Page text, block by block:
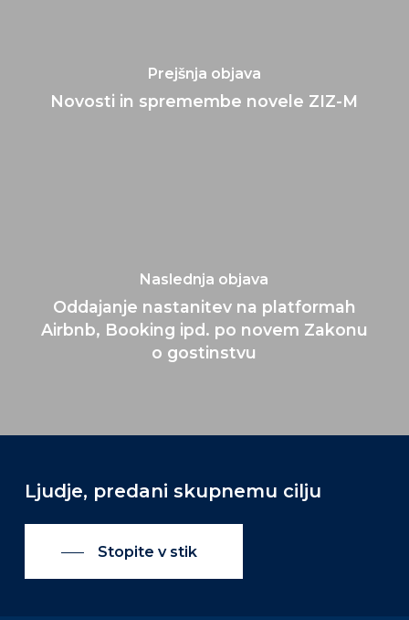
Prejšnja objava
Novosti in spremembe novele ZIZ-M
Naslednja objava
Oddajanje nastanitev na platformah
Airbnb, Booking ipd. po novem Zakonu
o gostinstvu
Ljudje, predani skupnemu cilju
Stopite v stik